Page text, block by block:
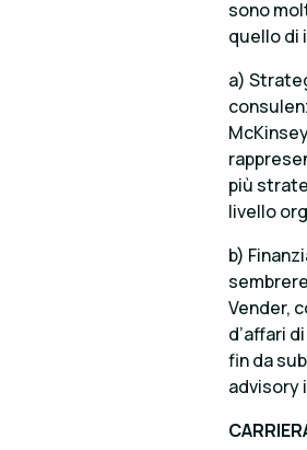
sono
quello di
a)
più
livello
b)
Vender,
d’affari
fin da
advisory